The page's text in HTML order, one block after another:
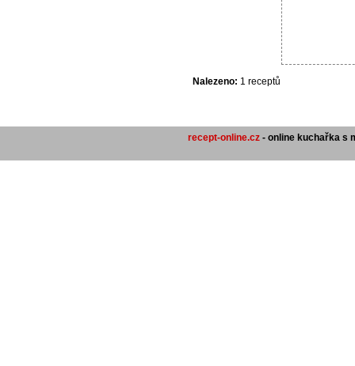
Nalezeno: 1 receptů
recept-online.cz- online kuchařka s